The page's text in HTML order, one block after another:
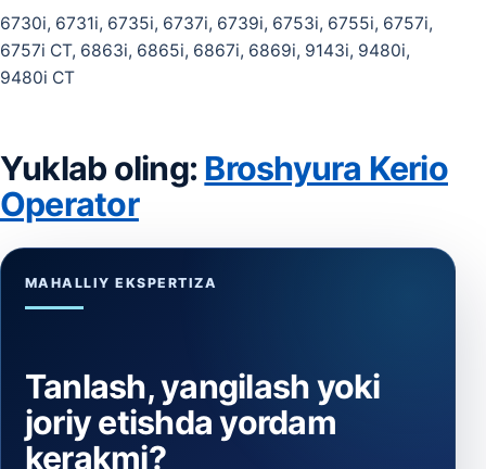
6730i, 6731i, 6735i, 6737i, 6739i, 6753i, 6755i, 6757i,
6757i CT, 6863i, 6865i, 6867i, 6869i, 9143i, 9480i,
9480i CT
Yuklab oling: Broshyura Kerio
Operator
MAHALLIY EKSPERTIZA
Tanlash, yangilash yoki
joriy etishda yordam
kerakmi?